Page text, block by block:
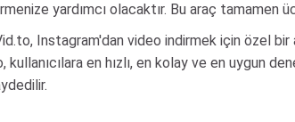
yardımcı olacaktır. Bu araç tamamen
Instagram'dan video indirmek için özel
en hızlı, en kolay ve en uygun